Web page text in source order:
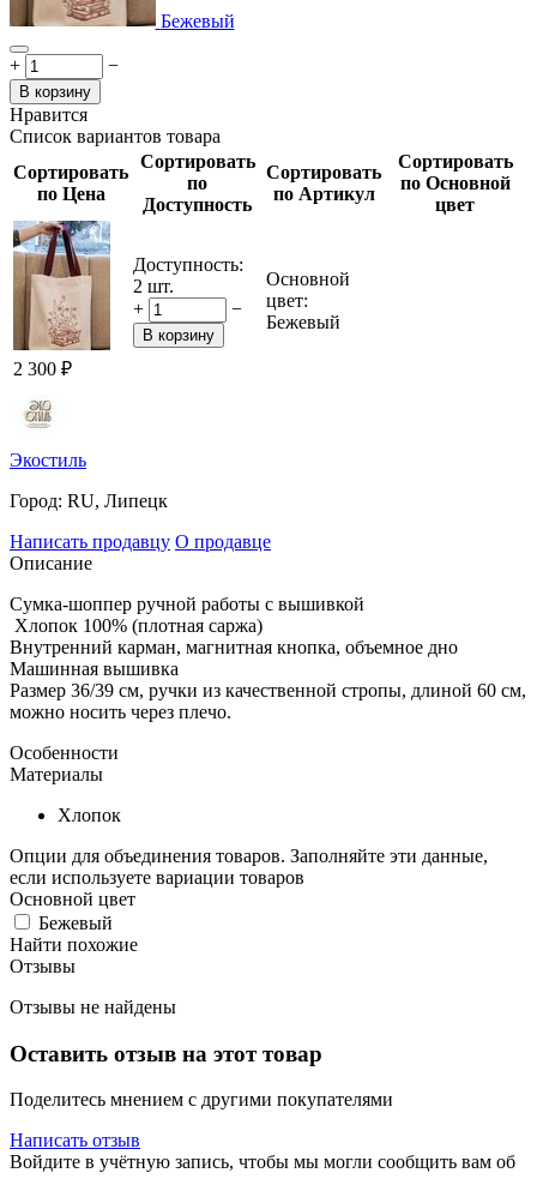
Бежевый
+ −
В корзину
Нравится
Список вариантов товара
Сортировать
по Цена
Сортировать
по
Доступность
Сортировать
по Артикул
Сортировать
по Основной
цвет
2 300 ₽
Доступность:
2 шт.
+
−
В корзину
Основной
цвет:
Бежевый
Экостиль
Город: RU, Липецк
Написать продавцу О продавце
Описание
Сумка-шоппер ручной работы с вышивкой
Хлопок 100% (плотная саржа)
Внутренний карман, магнитная кнопка, объемное дно
Машинная вышивка
Размер 36/39 см, ручки из качественной стропы, длиной 60 см,
можно носить через плечо.
Особенности
Материалы
Хлопок
Опции для объединения товаров. Заполняйте эти данные,
если используете вариации товаров
Основной цвет
Бежевый
Найти похожие
Отзывы
Отзывы не найдены
Оставить отзыв на этот товар
Поделитесь мнением с другими покупателями
Написать отзыв
Войдите в учётную запись, чтобы мы могли сообщить вам об